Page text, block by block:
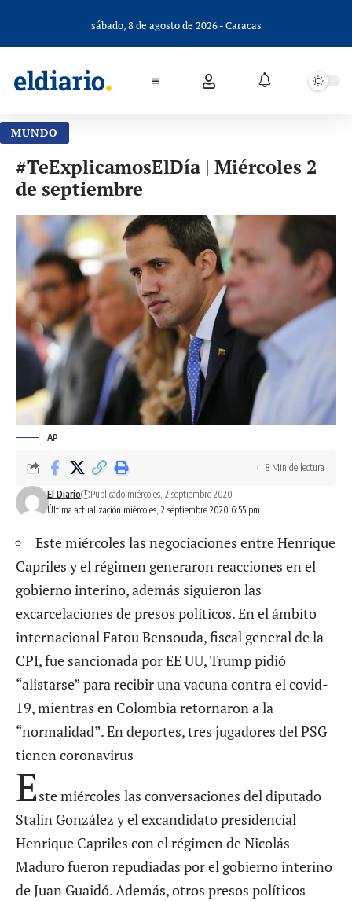
sábado, 8 de agosto de 2026 - Caracas
MUNDO
#TeExplicamosElDía | Miércoles 2
de septiembre
AP
Última actualización miércoles, 2 septiembre 2020 6:55 pm
El Diario Publicado miércoles, 2 septiembre 2020
8 Min de lectura
Este miércoles las negociaciones entre Henrique
Capriles y el régimen generaron reacciones en el
gobierno interino, además siguieron las
excarcelaciones de presos políticos. En el ámbito
internacional Fatou Bensouda, fiscal general de la
CPI, fue sancionada por EE UU, Trump pidió
“alistarse” para recibir una vacuna contra el covid-
19, mientras en Colombia retornaron a la
“normalidad”. En deportes, tres jugadores del PSG
tienen coronavirus
Este miércoles las conversaciones del diputado
Stalin González y el excandidato presidencial
Henrique Capriles con el régimen de Nicolás
Maduro fueron repudiadas por el gobierno interino
de Juan Guaidó. Además, otros presos políticos